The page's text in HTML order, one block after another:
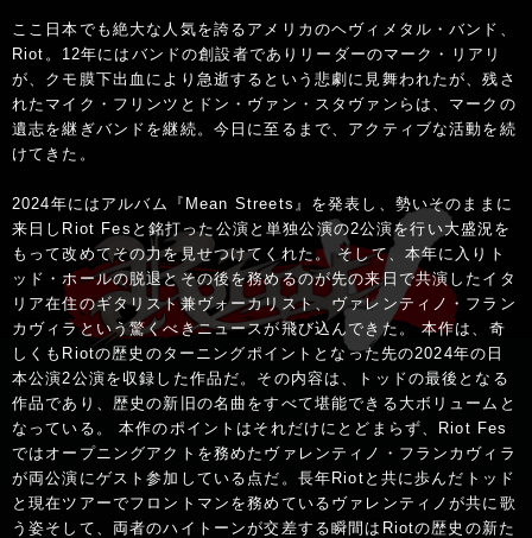
ここ日本でも絶大な人気を誇るアメリカのヘヴィメタル・バンド、
Riot。12年にはバンドの創設者でありリーダーのマーク・リアリ
が、クモ膜下出血により急逝するという悲劇に見舞われたが、残さ
れたマイク・フリンツとドン・ヴァン・スタヴァンらは、マークの
遺志を継ぎバンドを継続。今日に至るまで、アクティブな活動を続
けてきた。
2024年にはアルバム『Mean Streets』を発表し、勢いそのままに
来日しRiot Fesと銘打った公演と単独公演の2公演を行い大盛況を
もって改めてその力を見せつけてくれた。 そして、本年に入りト
ッド・ホールの脱退とその後を務めるのが先の来日で共演したイタ
リア在住のギタリスト兼ヴォーカリスト、ヴァレンティノ・フラン
カヴィラという驚くべきニュースが飛び込んできた。 本作は、奇
しくもRiotの歴史のターニングポイントとなった先の2024年の日
本公演2公演を収録した作品だ。その内容は、トッドの最後となる
作品であり、歴史の新旧の名曲をすべて堪能できる大ボリュームと
なっている。 本作のポイントはそれだけにとどまらず、Riot Fes
ではオープニングアクトを務めたヴァレンティノ・フランカヴィラ
が両公演にゲスト参加している点だ。長年Riotと共に歩んだトッド
と現在ツアーでフロントマンを務めているヴァレンティノが共に歌
う姿そして、両者のハイトーンが交差する瞬間はRiotの歴史の新た